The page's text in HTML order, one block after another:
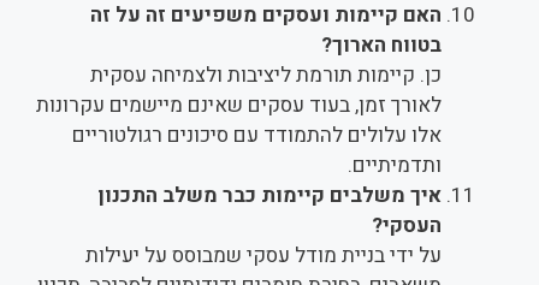
האם קיימות ועסקים משפיעים זה על זה
בטווח הארוך?
כן. קיימות תורמת ליציבות ולצמיחה עסקית
לאורך זמן, בעוד עסקים שאינם מיישמים עקרונות
אלו עלולים להתמודד עם סיכונים רגולטוריים
ותדמיתיים.
איך משלבים קיימות כבר משלב התכנון
העסקי?
על ידי בניית מודל עסקי שמבוסס על יעילות